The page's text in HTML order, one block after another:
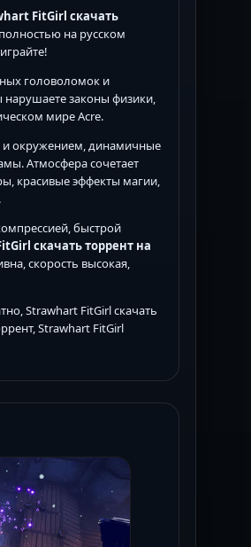
FitGirl скачать
на русском
головоломок и
нарушаете законы физики,
мире Acre.
и окружением, динамичные
Атмосфера сочетает
красивые эффекты магии,
быстрой
скачать торрент на
скорость высокая,
Strawhart FitGirl скачать
Strawhart FitGirl